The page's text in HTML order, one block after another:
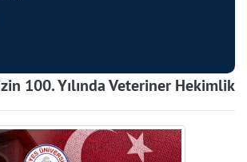
100. Yılında Veteriner Hekimlik